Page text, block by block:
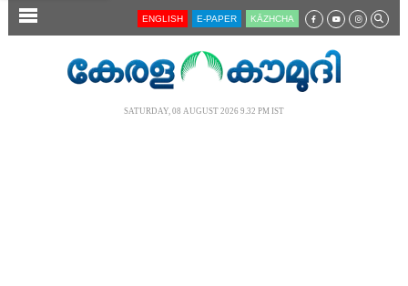
SECTIONS ENGLISH E-PAPER KĀZHCHA
SATURDAY, 08 AUGUST 2026 9.32 PM IST